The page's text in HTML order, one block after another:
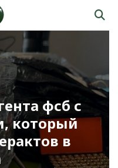
фсб с
который
в